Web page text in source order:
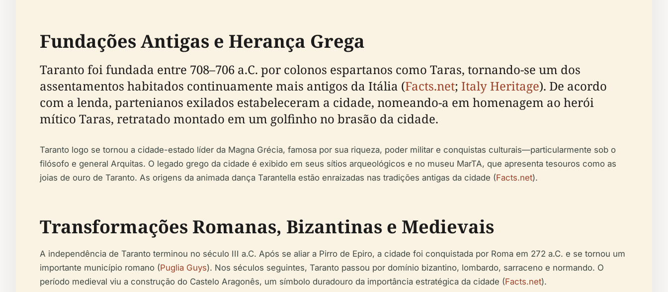
Fundações Antigas e Herança Grega
Taranto foi fundada entre 708–706 a.C. por colonos espartanos como Taras, tornando-se um dos
assentamentos habitados continuamente mais antigos da Itália (Facts.net; Italy Heritage). De acordo
com a lenda, partenianos exilados estabeleceram a cidade, nomeando-a em homenagem ao herói
mítico Taras, retratado montado em um golfinho no brasão da cidade.
Taranto logo se tornou a cidade-estado líder da Magna Grécia, famosa por sua riqueza, poder militar e conquistas culturais—particularmente sob o
filósofo e general Arquitas. O legado grego da cidade é exibido em seus sítios arqueológicos e no museu MarTA, que apresenta tesouros como as
joias de ouro de Taranto. As origens da animada dança Tarantella estão enraizadas nas tradições antigas da cidade (Facts.net).
Transformações Romanas, Bizantinas e Medievais
A independência de Taranto terminou no século III a.C. Após se aliar a Pirro de Epiro, a cidade foi conquistada por Roma em 272 a.C. e se tornou um
importante município romano (Puglia Guys). Nos séculos seguintes, Taranto passou por domínio bizantino, lombardo, sarraceno e normando. O
período medieval viu a construção do Castelo Aragonês, um símbolo duradouro da importância estratégica da cidade (Facts.net).